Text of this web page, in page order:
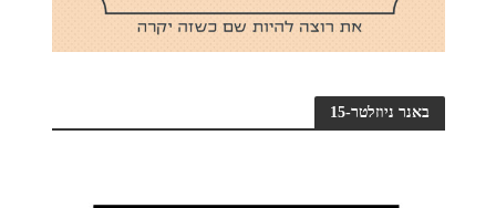
באנר ניוזלטר-15